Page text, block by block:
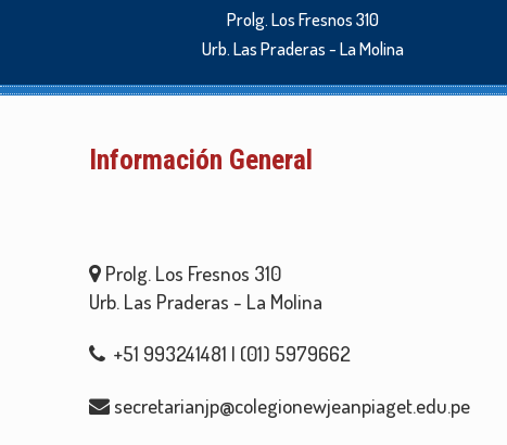
Prolg. Los Fresnos 310
Urb. Las Praderas - La Molina
Información General
Prolg. Los Fresnos 310
Urb. Las Praderas - La Molina
+51 993241481 | (01) 5979662
secretarianjp@colegionewjeanpiaget.edu.pe